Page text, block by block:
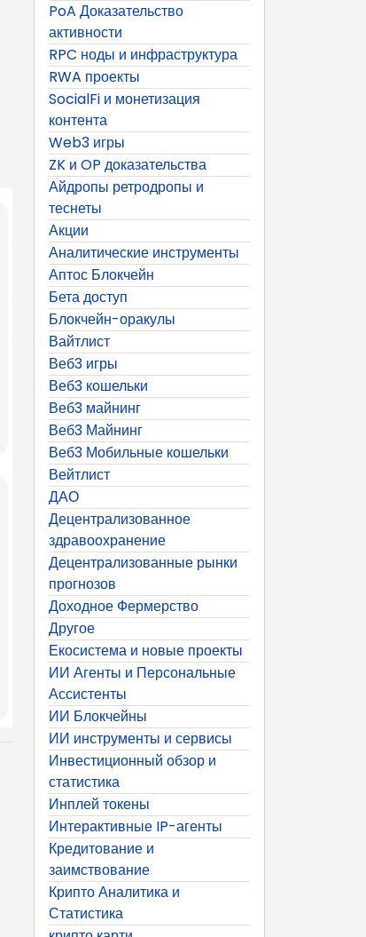
PoA Доказательство
активности
RPC ноды и инфраструктура
RWA проекты
SocialFi и монетизация
контента
Web3 игры
ZK и OP доказательства
Айдропы ретродропы и
теснеты
Акции
Аналитические инструменты
Аптос Блокчейн
Бета доступ
Блокчейн-оракулы
Вайтлист
Веб3 игры
Веб3 кошельки
Веб3 майнинг
Веб3 Майнинг
Веб3 Мобильные кошельки
Вейтлист
ДАО
Децентрализованное
здравоохранение
Децентрализованные рынки
прогнозов
Доходное Фермерство
Другое
Екосистема и новые проекты
ИИ Агенты и Персональные
Ассистенты
ИИ Блокчейны
ИИ инструменты и сервисы
Инвестиционный обзор и
статистика
Инплей токены
Интерактивные IP-агенты
Кредитование и
заимствование
Крипто Аналитика и
Статистика